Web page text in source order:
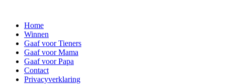
Home
Winnen
Gaaf voor Tieners
Gaaf voor Mama
Gaaf voor Papa
Contact
Privacyverklaring